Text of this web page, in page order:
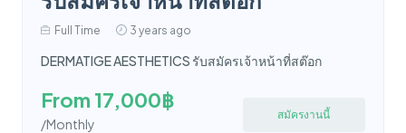
Full Time 3 years ago
DERMATIGE AESTHETICS รับสมัครเจ้าหน้าที่สต๊อก
From 17,000฿
/Monthly
สมัครงานนี้